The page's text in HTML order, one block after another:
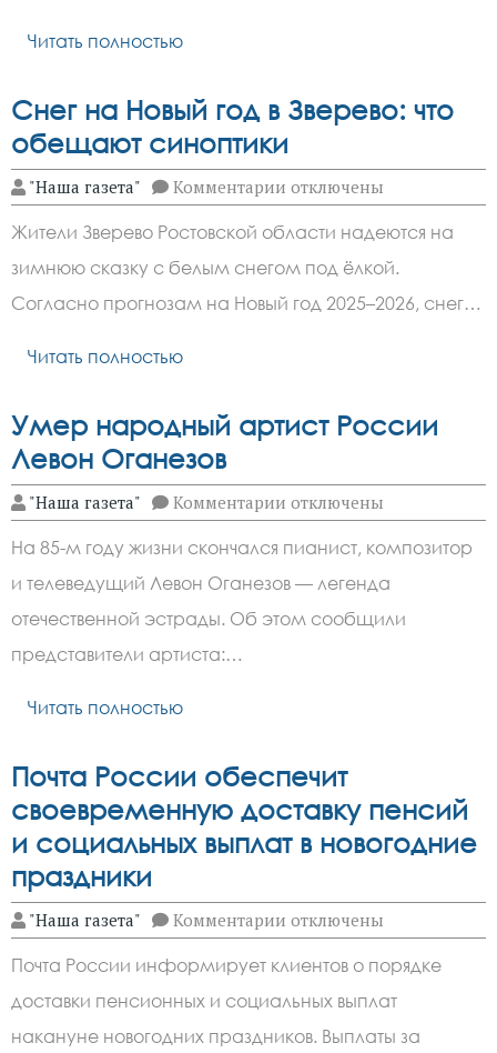
Читать полностью
Снег на Новый год в Зверево: что
обещают синоптики
"Наша газета" Комментарии к
записи
на
Новый
год
в
Зверево:
отключены
Жители Зверево Ростовской области надеются на
зимнюю сказку с белым снегом под ёлкой.
Согласно прогнозам на Новый год 2025–2026, снег…
Читать полностью
Умер народный артист России
Левон Оганезов
"Наша газета" Комментарии к
записи
народный
артист
России
Левон
Оганезов
отключены
На 85-м году жизни скончался пианист, композитор
и телеведущий Левон Оганезов — легенда
отечественной эстрады. Об этом сообщили
представители артиста:…
Читать полностью
Почта России обеспечит
своевременную доставку пенсий
и социальных выплат в новогодние
праздники
"Наша газета" Комментарии к
записи
России
обеспечит
своевременную
доставку
отключены
Почта России информирует клиентов о порядке
доставки пенсионных и социальных выплат
накануне новогодних праздников. Выплаты за